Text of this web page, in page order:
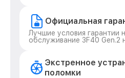
Официальная
Лучшие условия гарантии
обслуживание 3F40 Gen.2
Экстренное
поломки